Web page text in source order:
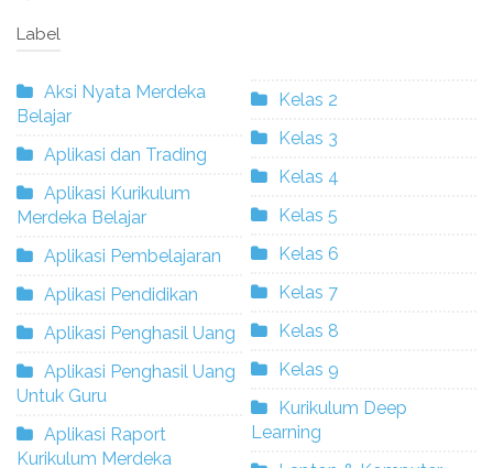
Label
Aksi Nyata Merdeka
Belajar
Aplikasi dan Trading
Aplikasi Kurikulum
Merdeka Belajar
Aplikasi Pembelajaran
Aplikasi Pendidikan
Aplikasi Penghasil Uang
Aplikasi Penghasil Uang
Untuk Guru
Aplikasi Raport
Kurikulum Merdeka
Kelas 2
Kelas 3
Kelas 4
Kelas 5
Kelas 6
Kelas 7
Kelas 8
Kelas 9
Kurikulum Deep
Learning